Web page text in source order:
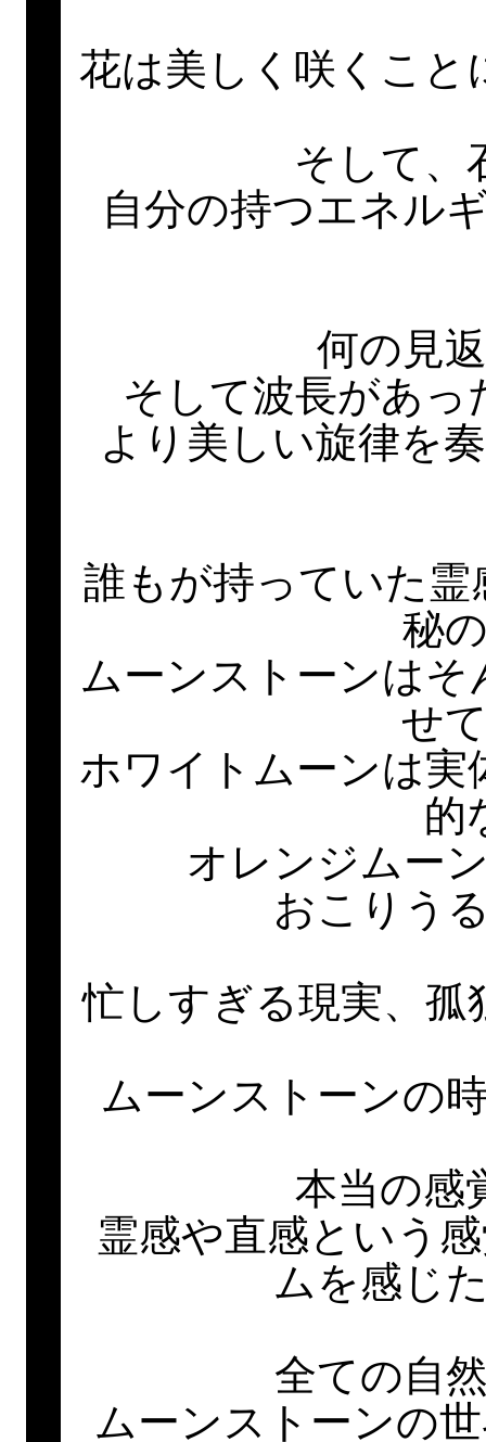
花は美しく咲くこと
そして、
自分の持つエネル
何の見
そして波長があっ
より美しい旋律を
誰もが持っていた霊
秘
ムーンストーンは
せ
ホワイトムーンは実
的
オレンジムー
おこりう
忙しすぎる現実、孤
ムーンストーンの
本当の感
霊感や直感という
ムを感じ
全ての自
ムーンストーンの